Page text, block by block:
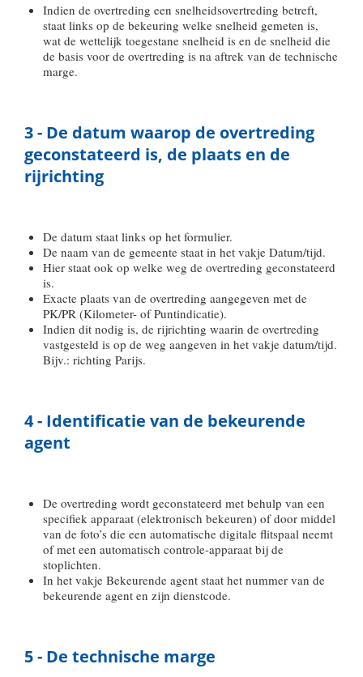
Indien de overtreding een snelheidsovertreding betreft,
staat links op de bekeuring welke snelheid gemeten is,
wat de wettelijk toegestane snelheid is en de snelheid die
de basis voor de overtreding is na aftrek van de technische
marge.
3 - De datum waarop de overtreding
geconstateerd is, de plaats en de
rijrichting
De datum staat links op het formulier.
De naam van de gemeente staat in het vakje Datum/tijd.
Hier staat ook op welke weg de overtreding geconstateerd
is.
Exacte plaats van de overtreding aangegeven met de
PK/PR (Kilometer- of Puntindicatie).
Indien dit nodig is, de rijrichting waarin de overtreding
vastgesteld is op de weg aangeven in het vakje datum/tijd.
Bijv.: richting Parijs.
4 - Identificatie van de bekeurende
agent
De overtreding wordt geconstateerd met behulp van een
specifiek apparaat (elektronisch bekeuren) of door middel
van de foto’s die een automatische digitale flitspaal neemt
of met een automatisch controle-apparaat bij de
stoplichten.
In het vakje Bekeurende agent staat het nummer van de
bekeurende agent en zijn dienstcode.
5 - De technische marge